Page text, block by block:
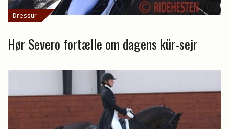
Dressur
Hør Severo fortælle om dagens kür-sejr